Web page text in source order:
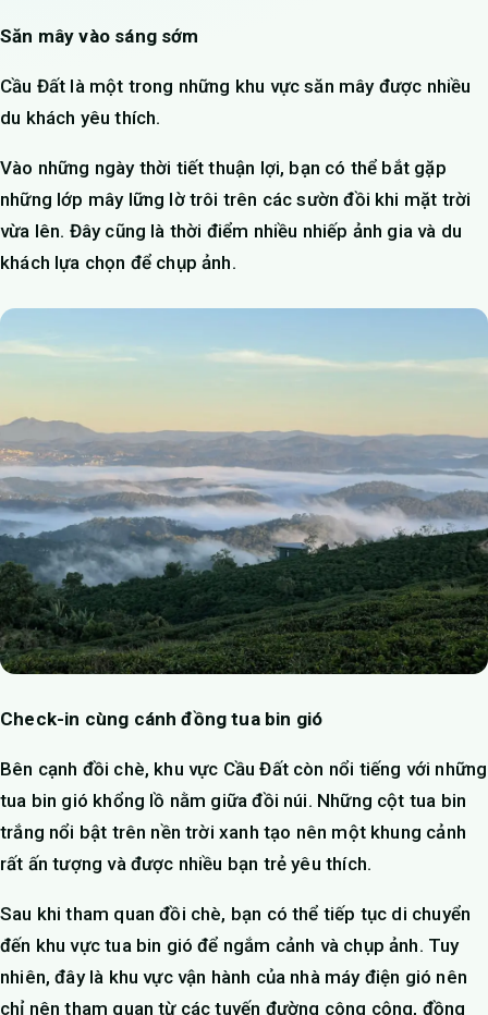
Săn mây vào sáng sớm
Cầu Đất là một trong những khu vực săn mây được nhiều
du khách yêu thích.
Vào những ngày thời tiết thuận lợi, bạn có thể bắt gặp
những lớp mây lững lờ trôi trên các sườn đồi khi mặt trời
vừa lên. Đây cũng là thời điểm nhiều nhiếp ảnh gia và du
khách lựa chọn để chụp ảnh.
Check-in cùng cánh đồng tua bin gió
Bên cạnh đồi chè, khu vực Cầu Đất còn nổi tiếng với những
tua bin gió khổng lồ nằm giữa đồi núi. Những cột tua bin
trắng nổi bật trên nền trời xanh tạo nên một khung cảnh
rất ấn tượng và được nhiều bạn trẻ yêu thích.
Sau khi tham quan đồi chè, bạn có thể tiếp tục di chuyển
đến khu vực tua bin gió để ngắm cảnh và chụp ảnh. Tuy
nhiên, đây là khu vực vận hành của nhà máy điện gió nên
chỉ nên tham quan từ các tuyến đường công cộng, đồng